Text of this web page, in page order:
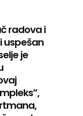
radova i
uspešan
je